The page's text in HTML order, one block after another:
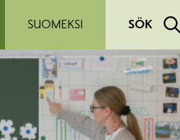
SUOMEKSI
SÖK